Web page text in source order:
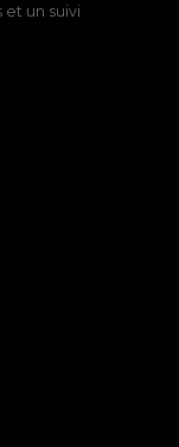
un suivi